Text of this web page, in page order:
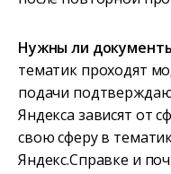
Нужны ли
тематик проходят
подачи
Яндекса зависят от
свою сферу в
Яндекс.Справке и